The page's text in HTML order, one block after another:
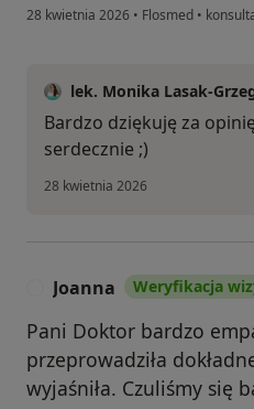
28 kwietnia 2026 • Flosmed •
lek. Monika Lasak-
Bardzo dziękuję za
serdecznie ;)
28 kwietnia 2026
Joanna Weryfikacja
Pani Doktor bardzo
przeprowadziła
wyjaśniła. Czuliśmy się